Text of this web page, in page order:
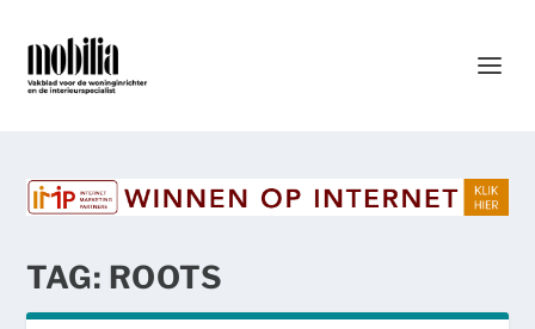
TAG: ROOTS